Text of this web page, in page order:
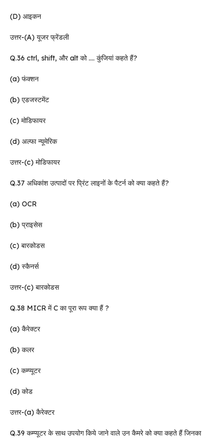
(D) आइकन
उत्तर-(A) यूजर फ्रेंडली
Q.36 ctrl, shift, और alt को …. कुंजियां कहते हैं?
(a) फंक्शन
(b) एडजस्टमेंट
(c) मोडिफायर
(d) अल्फा न्यूमेरिक
उत्तर-(c) मोडिफायर
Q.37 अधिकांश उत्पादों पर प्रिंट लाइनों के पैटर्न को क्या कहते हैं?
(a) OCR
(b) प्राइसेस
(c) बारकोडस
(d) स्कैनर्स
उत्तर-(c) बारकोडस
Q.38 MICR में C का पूरा रूप क्या हैं ?
(a) कैरेक्टर
(b) कलर
(c) कम्प्यूटर
(d) कोड
उत्तर-(a) कैरेक्टर
Q.39 कम्प्यूटर के साथ उपयोग किये जाने वाले उन कैमरे को क्या कहते हैं जिनका